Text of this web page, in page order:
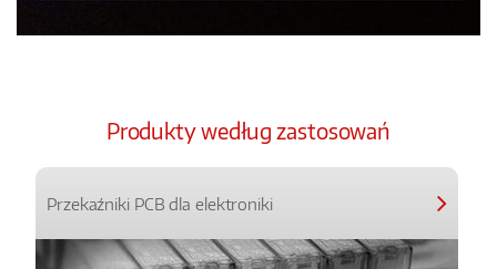
Produkty według zastosowań
Przekaźniki PCB dla elektroniki